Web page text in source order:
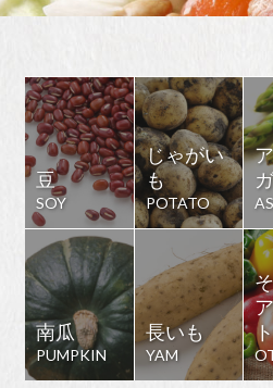
豆
SOY
じゃがい
も
POTATO
南瓜
PUMPKIN
長いも
YAM
ト